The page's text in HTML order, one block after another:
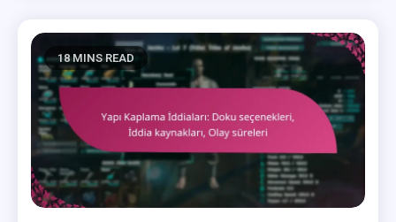
18 MINS READ